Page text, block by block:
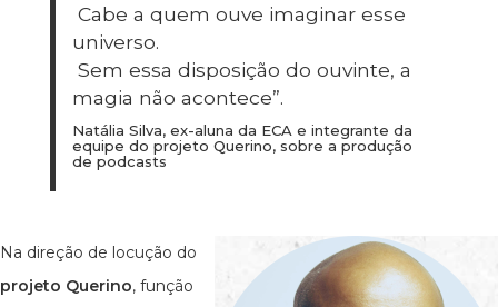
Cabe a quem ouve imaginar esse
universo.
Sem essa disposição do ouvinte, a
magia não acontece”.
Natália Silva, ex-aluna da ECA e integrante da
equipe do projeto Querino, sobre a produção
de podcasts
Na direção de locução do
projeto Querino, função